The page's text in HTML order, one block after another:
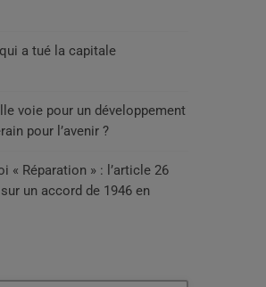
a tué la capitale
voie pour un développement
pour l’avenir ?
« Réparation » : l’article 26
un accord de 1946 en